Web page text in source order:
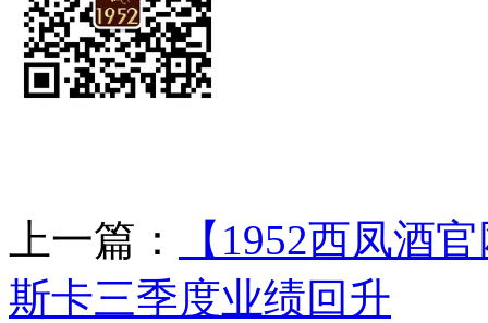
上一篇：
【1952西凤酒
斯卡三季度业绩回升